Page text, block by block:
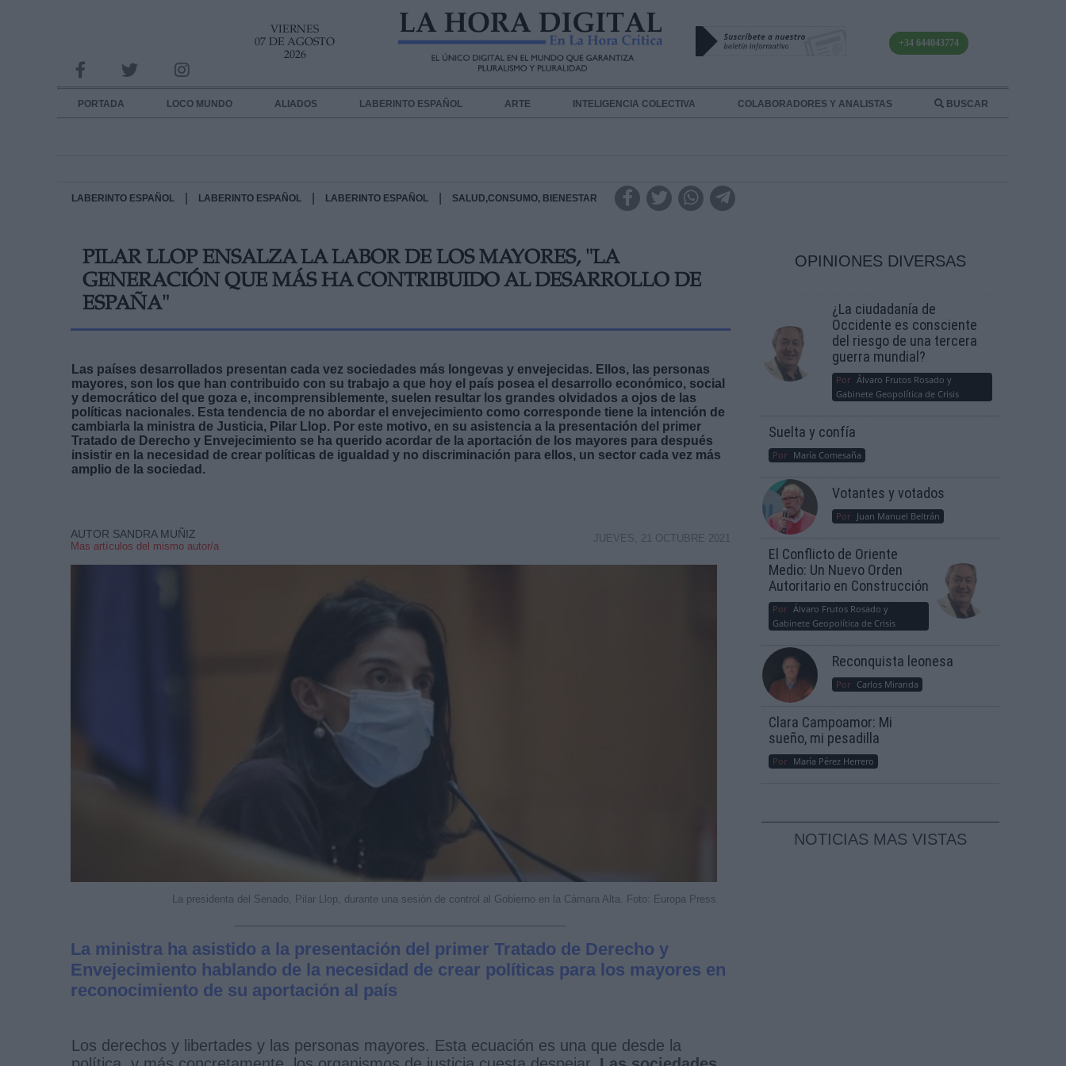
VIERNES
07 DE AGOSTO
2026
+34 644043774
PORTADA LOCO MUNDO ALIADOS LABERINTO ESPAÑOL ARTE INTELIGENCIA COLECTIVA COLABORADORES Y ANALISTAS BUSCAR
LABERINTO ESPAÑOL LABERINTO ESPAÑOL LABERINTO ESPAÑOL SALUD,CONSUMO, BIENESTAR
PILAR LLOP ENSALZA LA LABOR DE LOS MAYORES, "LA
GENERACIÓN QUE MÁS HA CONTRIBUIDO AL DESARROLLO DE
ESPAÑA"
Las países desarrollados presentan cada vez sociedades más longevas y envejecidas. Ellos, las personas
mayores, son los que han contribuido con su trabajo a que hoy el país posea el desarrollo económico, social
y democrático del que goza e, incomprensiblemente, suelen resultar los grandes olvidados a ojos de las
políticas nacionales. Esta tendencia de no abordar el envejecimiento como corresponde tiene la intención de
cambiarla la ministra de Justicia, Pilar Llop. Por este motivo, en su asistencia a la presentación del primer
Tratado de Derecho y Envejecimiento se ha querido acordar de la aportación de los mayores para después
insistir en la necesidad de crear políticas de igualdad y no discriminación para ellos, un sector cada vez más
amplio de la sociedad.
AUTOR SANDRA MUÑIZ
Mas artículos del mismo autor/a
JUEVES, 21 OCTUBRE 2021
La presidenta del Senado, Pilar Llop, durante una sesión de control al Gobierno en la Cámara Alta. Foto: Europa Press
La ministra ha asistido a la presentación del primer Tratado de Derecho y
Envejecimiento hablando de la necesidad de crear políticas para los mayores en
reconocimiento de su aportación al país
Los derechos y libertades y las personas mayores. Esta ecuación es una que desde la
OPINIONES DIVERSAS
¿La ciudadanía de
Occidente es consciente
del riesgo de una tercera
guerra mundial?
Por Álvaro Frutos Rosado y
Gabinete Geopolítica de Crisis
Suelta y confía
Por María Comesaña
Votantes y votados
Por Juan Manuel Beltrán
El Conflicto de Oriente
Medio: Un Nuevo Orden
Autoritario en Construcción
Por Álvaro Frutos Rosado y
Gabinete Geopolítica de Crisis
Reconquista leonesa
Por Carlos Miranda
Clara Campoamor: Mi
sueño, mi pesadilla
Por María Pérez Herrero
NOTICIAS MAS VISTAS
INFORMACION SOBRE LA PROTECCIÓN DE TUS DATOS
Responsable:
Destinatarios:
link
Información adicional
link